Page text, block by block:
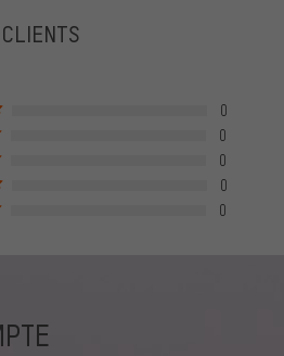
0
0
0
0
0